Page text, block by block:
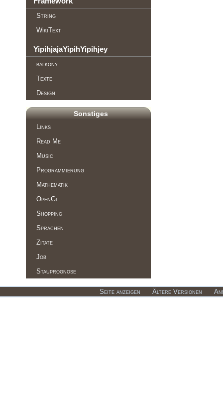
String
WikiText
YipihjajaYipihYipihjey
balkony
Texte
Design
Sonstiges
Links
Read Me
Music
Programmierung
Mathematik
OpenGl
Shopping
Sprachen
Zitate
Job
Stauprognose
Seite anzeigen Ältere Versionen